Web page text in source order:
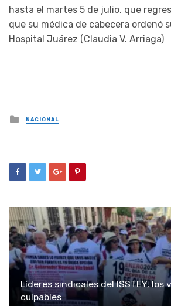
hasta el martes 5 de julio, que
que su médica de cabecera ordenó
Hospital Juárez (Claudia V. Arriaga)
Posted
in
NACIONAL
Líderes sindicales del ISSTEY, los
culpables